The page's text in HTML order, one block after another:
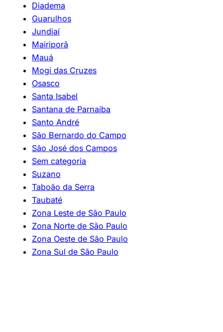
Diadema
Guarulhos
Jundiaí
Mairiporã
Mauá
Mogi das Cruzes
Osasco
Santa Isabel
Santana de Parnaíba
Santo André
São Bernardo do Campo
São José dos Campos
Sem categoria
Suzano
Taboão da Serra
Taubaté
Zona Leste de São Paulo
Zona Norte de São Paulo
Zona Oeste de São Paulo
Zona Sul de São Paulo